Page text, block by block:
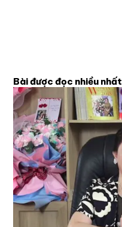
Bài được đọc nhiều nhất